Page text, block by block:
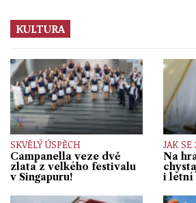
KULTURA
SKVĚLÝ ÚSPĚCH
Campanella veze dvě
zlata z velkého festivalu
v Singapuru!
JAK
Na
i letní